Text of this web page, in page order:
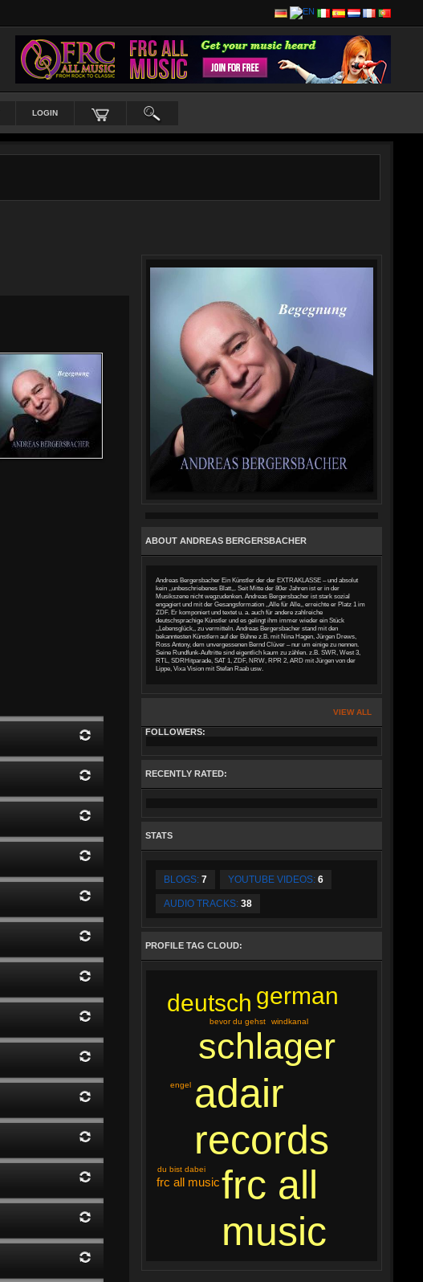
LOGIN
ABOUT ANDREAS BERGERSBACHER
Andreas Bergersbacher Ein Künstler der der EXTRAKLASSE – und absolut
kein ,,unbeschriebenes Blatt,,. Seit Mitte der 80er Jahren ist er in der
Musikszene nicht wegzudenken. Andreas Bergersbacher ist stark sozial
engagiert und mit der Gesangsformation ,,Alle für Alle,, erreichte er Platz 1 im
ZDF. Er komponiert und textet u. a. auch für andere zahlreiche
deutschsprachige Künstler und es gelingt ihm immer wieder ein Stück
,,Lebensglück,, zu vermitteln. Andreas Bergersbacher stand mit den
bekanntesten Künstlern auf der Bühne z.B. mit Nina Hagen, Jürgen Drews,
Ross Antony, dem unvergessenen Bernd Clüver – nur um einige zu nennen.
Seine Rundfunk-Auftritte sind eigentlich kaum zu zählen. z.B. SWR, West 3,
RTL, SDRHitparade, SAT 1, ZDF, NRW, RPR 2, ARD mit Jürgen von der
Lippe, Vixa Vision mit Stefan Raab usw.
VIEW ALL
FOLLOWERS:
RECENTLY RATED:
STATS
BLOGS: 7 YOUTUBE VIDEOS: 6
AUDIO TRACKS: 38
PROFILE TAG CLOUD:
adair
records
frc all
music
schlager
german
deutsch
frc all music
windkanal
bevor du gehst
du bist dabei
engel